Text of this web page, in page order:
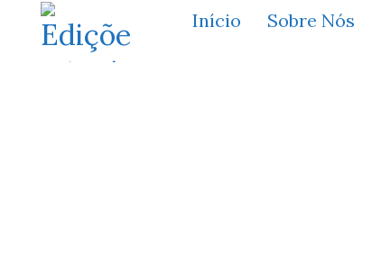
Início Sobre Nós